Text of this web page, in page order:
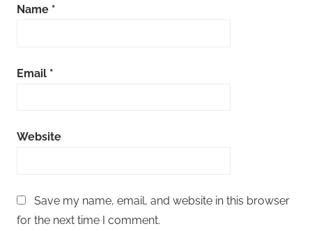
Name *
Email *
Website
Save my name, email, and website in this browser
for the next time I comment.